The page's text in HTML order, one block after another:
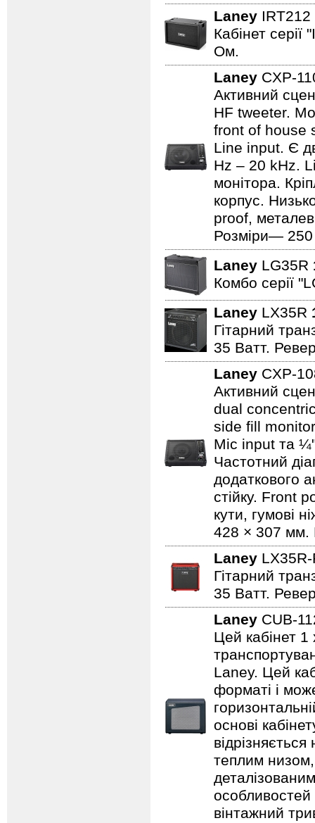
Laney IRT212
Кабінет
Ом.
Laney CXP-
Активний
HF tweeter.
front of house
Line input. Є
Hz – 20 kHz.
монітора.
корпус.
proof,
Розміри—
Laney LG35R
Комбо серії
Laney LX35R
Гітарний
35 Ватт.
Laney CXP-
Активний
dual
side fill
Mic input та
Частотний
додаткового
стійку. Front
кути, гумові
428 × 307 мм.
Laney
Гітарний
35 Ватт.
Laney CUB-
Цей кабінет 1
Laney. Цей
форматі і
основі
теплим
особливостей
вінтажний